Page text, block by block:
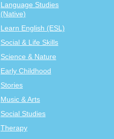
Language Studies
(Native)
Learn English (ESL)
Social & Life Skills
Science & Nature
Early Childhood
Stories
Music & Arts
Social Studies
Therapy